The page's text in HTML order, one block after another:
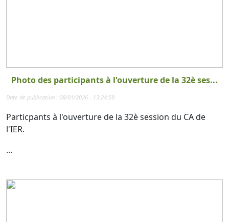
Photo des participants à l'ouverture de la 32è ses...
Date de publication : 08/01/2026 - 13:24:59
Particpants à l'ouverture de la 32è session du CA de
l'IER.
...